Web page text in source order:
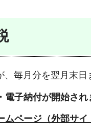
毎月分を翌月末日
電子納付が開始され
ムページ（外部サイ